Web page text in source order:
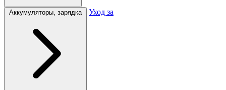
Аккумуляторы, зарядка Уход за